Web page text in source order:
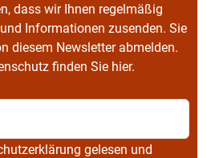
dass wir Ihnen regelmäßig
Informationen zusenden. Sie
diesem Newsletter abmelden.
finden Sie hier.
gelesen und